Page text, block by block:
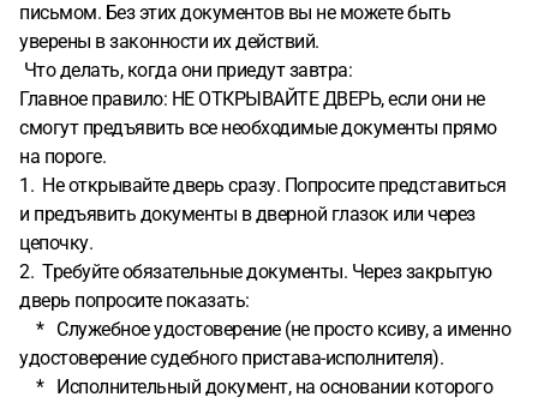
письмом. Без этих документов вы не можете быть
уверены в законности их действий.
Что делать, когда они приедут завтра:
Главное правило: НЕ ОТКРЫВАЙТЕ ДВЕРЬ, если они не
смогут предъявить все необходимые документы прямо
на пороге.
1. Не открывайте дверь сразу. Попросите представиться
и предъявить документы в дверной глазок или через
цепочку.
2. Требуйте обязательные документы. Через закрытую
дверь попросите показать:
* Служебное удостоверение (не просто ксиву, а именно
удостоверение судебного пристава-исполнителя).
* Исполнительный документ, на основании которого